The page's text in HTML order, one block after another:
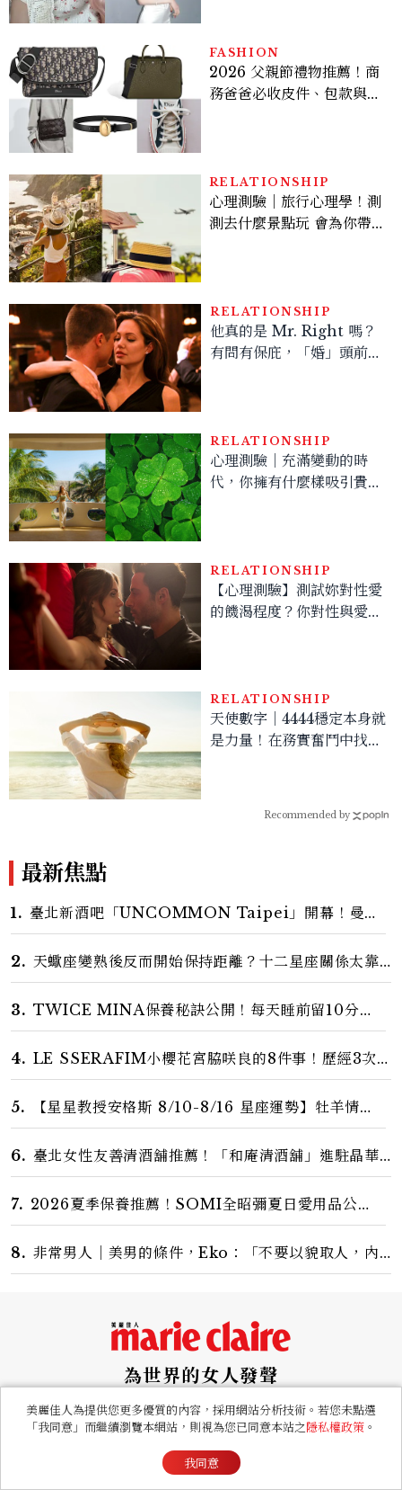
FASHION
2026 父親節禮物推薦！商
務爸爸必收皮件、包款與鞋
RELATIONSHIP
心理測驗｜旅行心理學！測
測去什麼景點玩 會為你帶來
他真的是 Mr. Right 嗎？
有問有保庇，「婚」頭前必
RELATIONSHIP
心理測驗｜充滿變動的時
代，你擁有什麼樣吸引貴人
RELATIONSHIP
【心理測驗】測試妳對性愛
的饑渴程度？你對性與愛的
RELATIONSHIP
天使數字｜4444穩定本身就
是力量！在務實奮鬥中找回
RELATIONSHIP
Recommended by
最新焦點
1. 臺北新酒吧「UNCOMMON Taipei」開幕！曼
谷、新加坡酒吧人聯手打造成熟大人專屬夜生活
2. 天蠍座變熟後反而開始保持距離？十二星座關係太靠
近時最怕發生的事，「這星座」一有壓力就先躲起來
3. TWICE MINA保養秘訣公開！每天睡前留10分鐘
ME TIME、定期皮拉提斯，6個日常習慣養出牛奶肌
4. LE SSERAFIM小櫻花宮脇咲良的8件事！歷經3次
出道、嚴以律己的終極自我管理王、靠「這招」養成17吋
螞蟻腰
5.
【星星教授安格斯 8/10-8/16 星座運勢】牡羊情緒
變敏感，雙子人際吸引力爆棚
6. 臺北女性友善清酒舖推薦！「和庵清酒舖」進駐晶華
酒店：首創五行心情選酒、單杯180元起輕鬆微醺
7. 2026夏季保養推薦！SOMI全昭彌夏日愛用品公
開，防曬、護髮、止汗、頭皮保養10款好物一次看
8. 非常男人｜美男的條件，Eko：「不要以貌取人，內
在與外在同樣重要。」
為世界的女人發聲
Think Smart Look Amazing
美麗佳人為提供您更多優質的內容，採用網站分析技術。若您未點選
「我同意」而繼續瀏覽本網站，則視為您已同意本站之隱私權政策 。
我同意